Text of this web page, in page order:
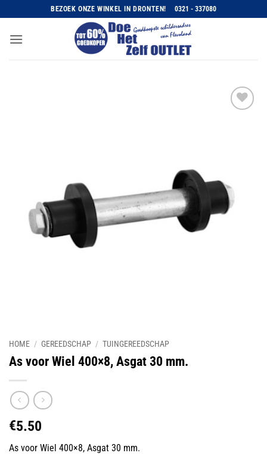
naar
inhoud
BEZOEK ONZE WINKEL IN DRONTEN! 0321 - 337080
HOME / GEREEDSCHAP / TUINGEREEDSCHAP
As voor Wiel 400×8, Asgat 30 mm.
€5.50
As voor Wiel 400×8, Asgat 30 mm.